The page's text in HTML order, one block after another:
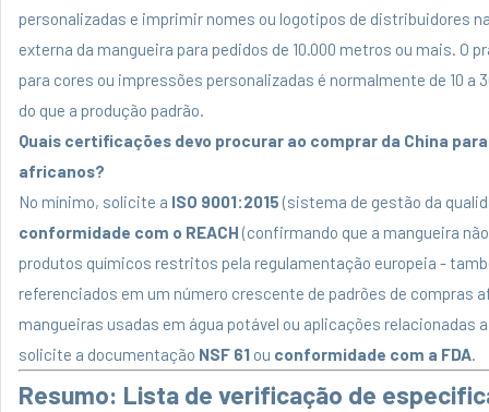
personalizadas e imprimir nomes ou logotipos de distribuidores
externa da mangueira para pedidos de 10.000 metros ou mais. O
para cores ou impressões personalizadas é normalmente de 10 a
do que a produção padrão.
Quais certificações devo procurar ao comprar da China
africanos?
No mínimo, solicite a ISO 9001:2015 (sistema de gestão da
conformidade com o REACH (confirmando que a mangueira
produtos químicos restritos pela regulamentação europeia -
referenciados em um número crescente de padrões de compras
mangueiras usadas em água potável ou aplicações relacionadas
solicite a documentação NSF 61 ou conformidade com a FDA.
Resumo: Lista de verificação de